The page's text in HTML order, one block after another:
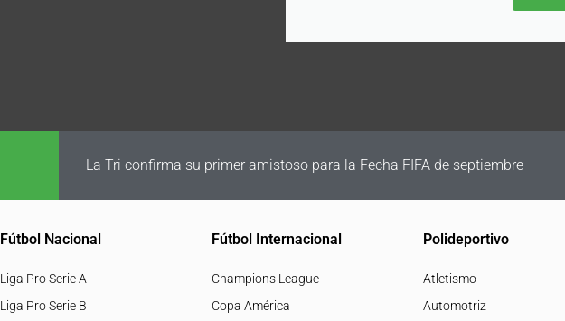
La Tri confirma su primer amistoso para la Fecha FIFA de septiembre
Fútbol Nacional
Liga Pro Serie A
Liga Pro Serie B
Fútbol Internacional
Champions League
Copa América
Polideportivo
Atletismo
Automotriz